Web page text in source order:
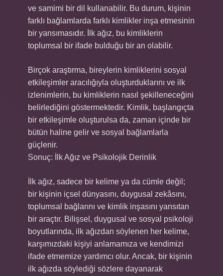
ve samimi bir dil kullanabilir. Bu durum, kişinin
farklı bağlamlarda farklı kimlikler inşa etmesinin
bir yansımasıdır. İlk ağız, bu kimliklerin
toplumsal bir ifade bulduğu bir an olabilir.
Birçok araştırma, bireylerin kimliklerini sosyal
etkileşimler aracılığıyla oluşturduklarını ve ilk
izlenimlerin, bu kimliklerin nasıl şekilleneceğini
belirlediğini göstermektedir. Kimlik, başlangıçta
bir etkileşimle oluşturulsa da, zaman içinde bir
bütün haline gelir ve sosyal bağlamlarla
güçlenir.
Sonuç: İlk Ağız ve Psikolojik Derinlik
İlk ağız, sadece bir kelime ya da cümle değil;
bir kişinin içsel dünyasını, duygusal zekâsını,
toplumsal bağlarını ve kimlik inşasını yansıtan
bir araçtır. Bilişsel, duygusal ve sosyal psikoloji
boyutlarında, ilk ağızdan söylenen her kelime,
karşımızdaki kişiyi anlamamıza ve kendimizi
ifade etmemize yardımcı olur. Ancak, bir kişinin
ilk ağızda söylediği sözlere dayanarak